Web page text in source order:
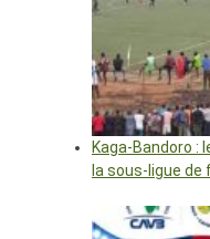
Kaga-Bandoro :
la sous-ligue